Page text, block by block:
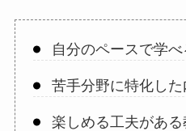
自分のペースで学
苦手分野に特化し
楽しめる工夫があ